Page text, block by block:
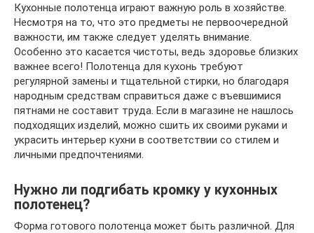
Кухонные полотенца играют важную роль в хозяйстве.
Несмотря на то, что это предметы не первоочередной
важности, им также следует уделять внимание.
Особенно это касается чистоты, ведь здоровье близких
важнее всего! Полотенца для кухонь требуют
регулярной замены и тщательной стирки, но благодаря
народным средствам справиться даже с въевшимися
пятнами не составит труда. Если в магазине не нашлось
подходящих изделий, можно сшить их своими руками и
украсить интерьер кухни в соответствии со стилем и
личными предпочтениями.
Нужно ли подгибать кромку у кухонных
полотенец?
Форма готового полотенца может быть различной. Для